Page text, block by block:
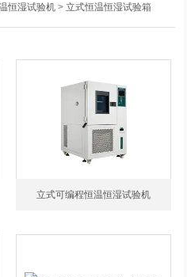
恒湿试验机 >立式恒温恒湿试验箱
立式可编程恒温恒湿试验机